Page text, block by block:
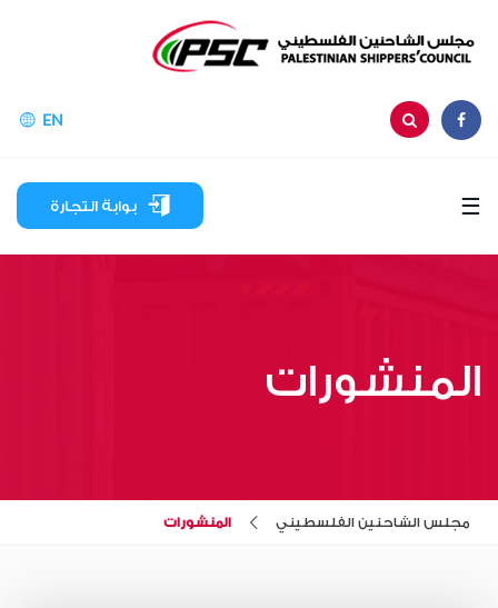
EN
☰ بوابة التجارة
المنشورات
مجلس الشاحنين الفلسطيني المنشورات